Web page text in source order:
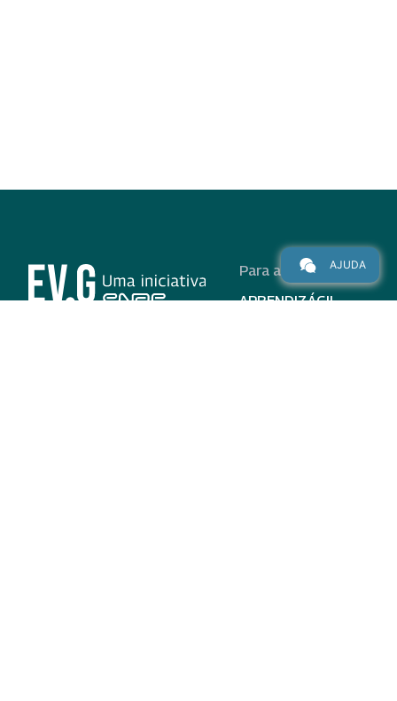
Para alunos
APRENDIZÁGIL
AJUDA